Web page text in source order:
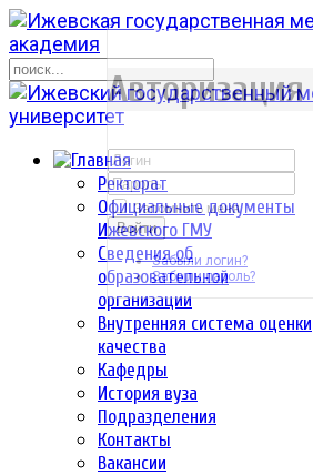
Ректорат
Официальные документы
Ижевского ГМУ
Сведения об
образовательной
организации
Внутренняя система оценки
качества
Кафедры
История вуза
Подразделения
Контакты
Вакансии
р
Авторизация
Запомнить меня
Войти
Забыли логин?
Забыли пароль?